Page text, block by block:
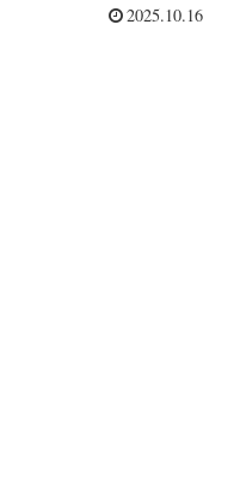
2025.10.16